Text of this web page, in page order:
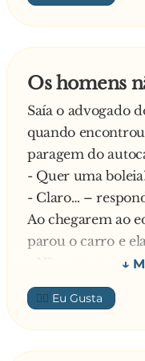
restaram duas
Impressionado
voluntários da
do monte
herdade ser
Na hora puxou da
imediatamente
corporação
Um repórter do
comandante dos
- 5000 euros! Já
dinheiro?
E responde o
a sacudir a cinza
- Penso que é
vamos fazer é
camião!!!
Os homens
Saía o advogado
quando
paragem do
- Quer uma
- Claro… –
Ao chegarem ao
parou o carro e
- Não quer tomar
outra coisa?
- Não, obrigado,
Respondeu o
Insistiu mais uma
👍🏼